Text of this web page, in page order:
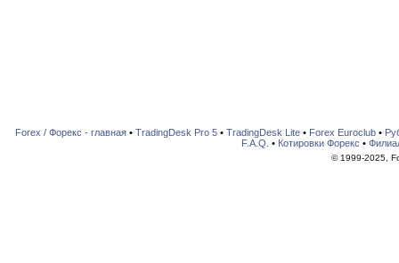
Forex / Форекс - главная• TradingDesk Pro 5• TradingDesk Lite• Forex Euroclub•
F.A.Q. • Котировки Форекс •
© 1999-2025,